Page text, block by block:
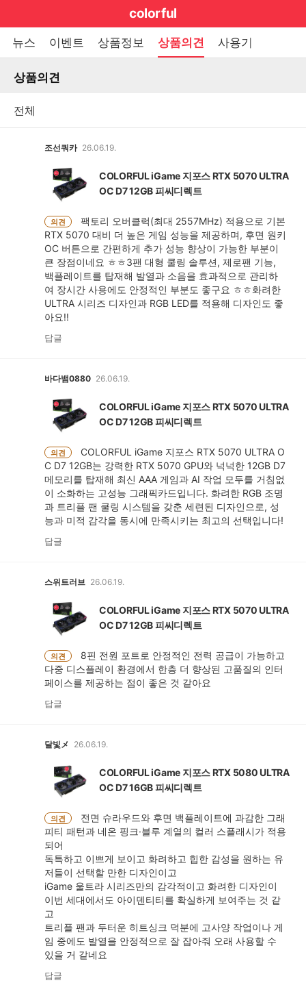
메
뉴
기
colorful
랜
뉴스 이벤트 상품정보 상품의견 사용기
상품의견
조선쿼카 26.06.19.
COLORFUL iGame 지포스 RTX 5070 ULTRA
OC D7 12GB 피씨디렉트
의견
팩토리 오버클럭(최대 2557MHz) 적용으로 기본
RTX 5070 대비 더 높은 게임 성능을 제공하며, 후면 원키
OC 버튼으로 간편하게 추가 성능 향상이 가능한 부분이
큰 장점이네요 ㅎㅎ3팬 대형 쿨링 솔루션, 제로팬 기능,
백플레이트를 탑재해 발열과 소음을 효과적으로 관리하
여 장시간 사용에도 안정적인 부분도 좋구요 ㅎㅎ화려한
ULTRA 시리즈 디자인과 RGB LED를 적용해 디자인도 좋
아요!!
답글
바다뱀0880 26.06.19.
COLORFUL iGame 지포스 RTX 5070 ULTRA
OC D7 12GB 피씨디렉트
의견
COLORFUL iGame 지포스 RTX 5070 ULTRA O
C D7 12GB는 강력한 RTX 5070 GPU와 넉넉한 12GB D7
메모리를 탑재해 최신 AAA 게임과 AI 작업 모두를 거침없
이 소화하는 고성능 그래픽카드입니다. 화려한 RGB 조명
과 트리플 팬 쿨링 시스템을 갖춘 세련된 디자인으로, 성
능과 미적 감각을 동시에 만족시키는 최고의 선택입니다!
답글
스위트러브 26.06.19.
COLORFUL iGame 지포스 RTX 5070 ULTRA
OC D7 12GB 피씨디렉트
의견
8핀 전원 포트로 안정적인 전력 공급이 가능하고
다중 디스플레이 환경에서 한층 더 향상된 고품질의 인터
페이스를 제공하는 점이 좋은 것 같아요
답글
달빛メ 26.06.19.
COLORFUL iGame 지포스 RTX 5080 ULTRA
OC D7 16GB 피씨디렉트
의견
전면 슈라우드와 후면 백플레이트에 과감한 그래
피티 패턴과 네온 핑크·블루 계열의 컬러 스플래시가 적용
되어
독특하고 이쁘게 보이고 화려하고 힙한 감성을 원하는 유
저들이 선택할 만한 디자인이고
iGame 울트라 시리즈만의 감각적이고 화려한 디자인이
이번 세대에서도 아이덴티티를 확실하게 보여주는 것 같
고
트리플 팬과 두터운 히트싱크 덕분에 고사양 작업이나 게
임 중에도 발열을 안정적으로 잘 잡아줘 오래 사용할 수
있을 거 같네요
답글